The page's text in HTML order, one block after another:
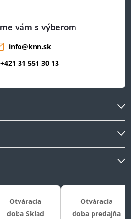
info@knn.sk
+421 31 551 30 13
Otváracia
doba Sklad
Otváracia
doba predajňa